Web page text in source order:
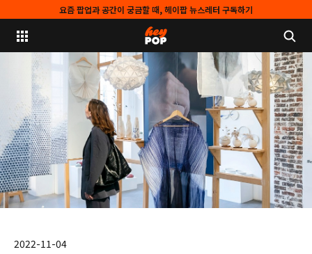
요즘 팝업과 공간이 궁금할 때, 헤이팝 뉴스레터 구독하기
2022-11-04